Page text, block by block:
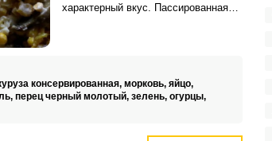
характерный вкус. Пассированная
заправки вместо майонеза,
использовать натуральный йогурт:
консервированная, морковь, яйцо,
перец черный молотый, зелень, огурцы,